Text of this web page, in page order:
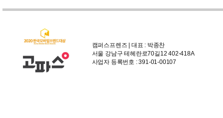
캠퍼스프렌즈 | 대표 : 박종찬
서울 강남구 테헤란로70길12 402-418A
사업자 등록번호 : 391-01-00107